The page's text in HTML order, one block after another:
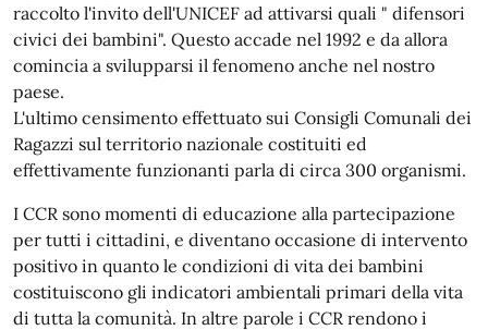
raccolto l'invito dell'UNICEF ad attivarsi quali " difensori
civici dei bambini". Questo accade nel 1992 e da allora
comincia a svilupparsi il fenomeno anche nel nostro
paese.
L'ultimo censimento effettuato sui Consigli Comunali dei
Ragazzi sul territorio nazionale costituiti ed
effettivamente funzionanti parla di circa 300 organismi.
I CCR sono momenti di educazione alla partecipazione
per tutti i cittadini, e diventano occasione di intervento
positivo in quanto le condizioni di vita dei bambini
costituiscono gli indicatori ambientali primari della vita
di tutta la comunità. In altre parole i CCR rendono i